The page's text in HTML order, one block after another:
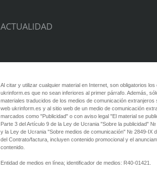
ACTUALIDAD
Al citar y utilizar cualquier material en Internet, son obligatorios los
ukrinform.es que no sean inferiores al primer párrafo. Además,
materiales traducidos de los medios de comunicación extranjeros
web ukrinform.es y al sitio web de un medio de comunicación
marcados como "Publicidad" o con aviso legal "El material se
Parte 3 del Artículo 9 de la Ley de Ucrania "Sobre la publicidad"
y la Ley de Ucrania "Sobre medios de comunicación" № 2849-IX
del Contrato/factura, incluyen contenido promocional y el
contenido.
Entidad de medios en línea; identificador de medios: R40-01421.